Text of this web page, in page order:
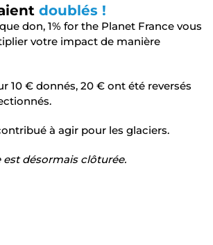
doublés !
don, 1% for the Planet France vous
votre impact de manière
10 € donnés, 20 € ont été reversés
à agir pour les glaciers.
désormais clôturée.